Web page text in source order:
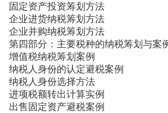
固定资产投资筹划方法
企业进货纳税筹划方法
企业并购纳税筹划方法
第四部分：主要税种的纳税筹划与案
增值税纳税筹划案例
纳税人身份的认定避税案例
纳税人身份选择方法
进项税额转出计算实例
出售固定资产避税案例